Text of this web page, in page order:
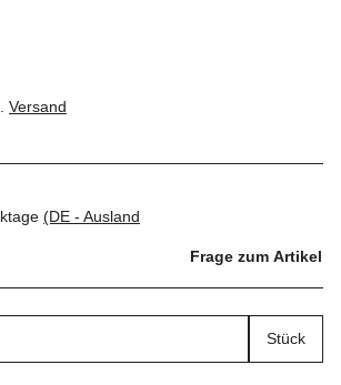
Versand
(DE - Ausland
Frage zum Artikel
Stück